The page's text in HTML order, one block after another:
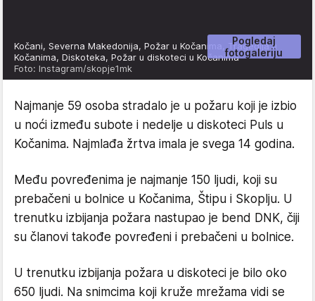
Pogledaj
fotogaleriju
Kočani, Severna Makedonija, Požar u Kočanima, Tragedija u
Kočanima, Diskoteka, Požar u diskoteci u Kočanima
Foto: Instagram/skopje1mk
Najmanje 59 osoba stradalo je u požaru koji je izbio
u noći između subote i nedelje u diskoteci Puls u
Kočanima. Najmlađa žrtva imala je svega 14 godina.
Među povređenima je najmanje 150 ljudi, koji su
prebačeni u bolnice u Kočanima, Štipu i Skoplju. U
trenutku izbijanja požara nastupao je bend DNK, čiji
su članovi takođe povređeni i prebačeni u bolnice.
U trenutku izbijanja požara u diskoteci je bilo oko
650 ljudi. Na snimcima koji kruže mrežama vidi se